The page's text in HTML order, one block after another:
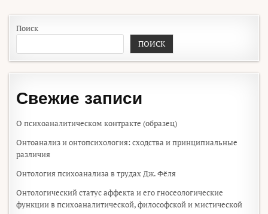
Поиск
ПОИСК
Свежие записи
О психоаналитическом контракте (образец)
Онтоанализ и онтопсихология: сходства и принципиальные
различия
Онтология психоанализа в трудах Дж. Фёля
Онтологический статус аффекта и его гносеологические
функции в психоаналитической, философской и мистической